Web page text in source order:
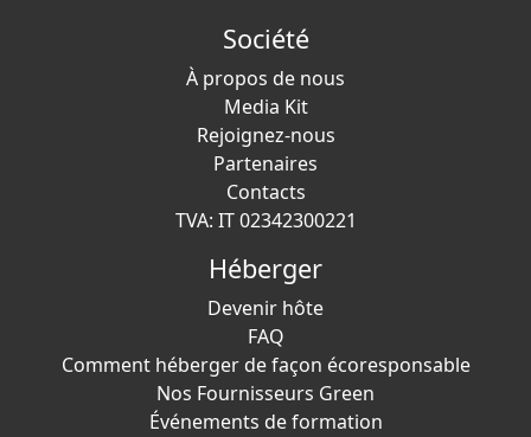
Société
À propos de nous
Media Kit
Rejoignez-nous
Partenaires
Contacts
TVA: IT 02342300221
Héberger
Devenir hôte
FAQ
Comment héberger de façon écoresponsable
Nos Fournisseurs Green
Événements de formation